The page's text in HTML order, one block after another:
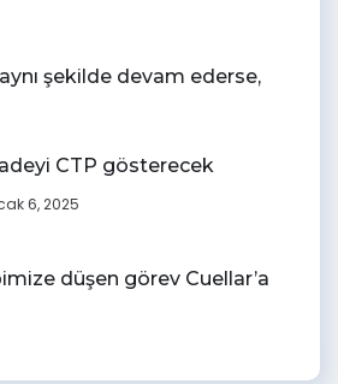
şekilde devam ederse,
CTP gösterecek
6, 2025
düşen görev Cuellar’a